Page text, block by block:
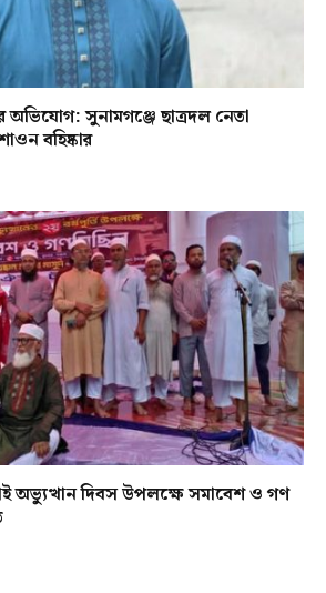
অভিযোগ: সুনামগঞ্জে ছাত্রদল নেতা
বহিষ্কার
অভ্যুত্থান দিবস উপলক্ষে সমাবেশ ও গণ